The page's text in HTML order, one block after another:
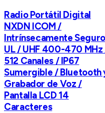
Radio Portátil Digital
NXDN ICOM /
Intrínsecamente Seguro
UL / UHF 400-470
512 Canales / IP67
Sumergible / Bluetooth
Grabador de Voz /
Pantalla LCD 14
Caracteres